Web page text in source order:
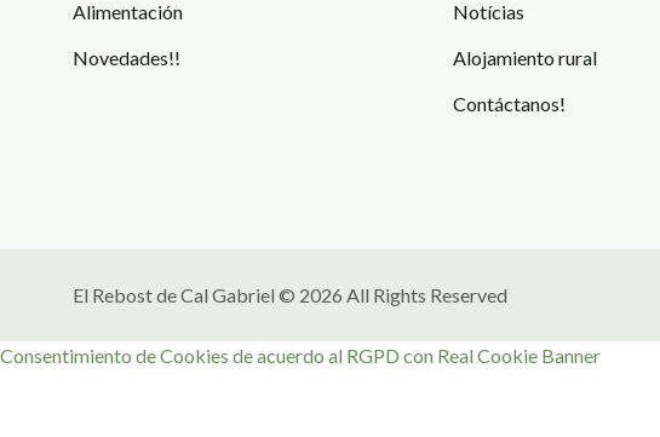
Alimentación
Novedades!!
Notícias
Alojamiento rural
Contáctanos!
El Rebost de Cal Gabriel © 2026 All Rights Reserved
Consentimiento de Cookies de acuerdo al RGPD con Real Cookie Banner